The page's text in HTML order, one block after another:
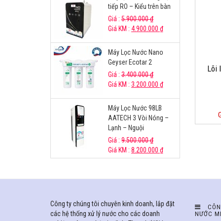
Lõi
tiếp RO – Kiểu trên bàn
Giá : 5.900.000₫
Giá KM : 4.900.000 ₫
Máy Lọc Nước Nano
Geyser Ecotar 2
Giá : 3.400.000₫
Giá KM : 3.200.000 ₫
Máy Lọc Nước 98LB
AATECH 3 Vòi Nóng –
Lạnh – Nguội
Giá : 9.500.000₫
Giá KM : 8.200.000 ₫
Công ty chúng tôi chuyên kinh doanh, lắp đặt
các hệ thống xử lý nước cho các doanh
NƯỚC